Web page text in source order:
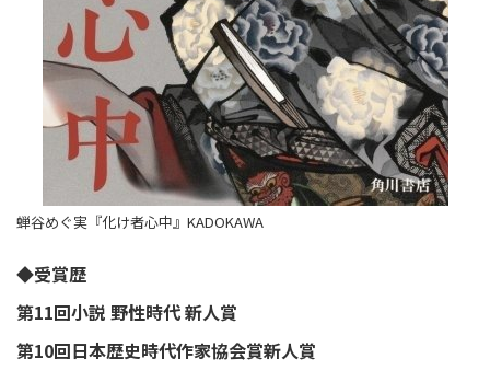
蝉谷めぐ実『化け者心中』KADOKAWA
◆受賞歴
第11回小説 野性時代 新人賞
第10回日本歴史時代作家協会賞新人賞